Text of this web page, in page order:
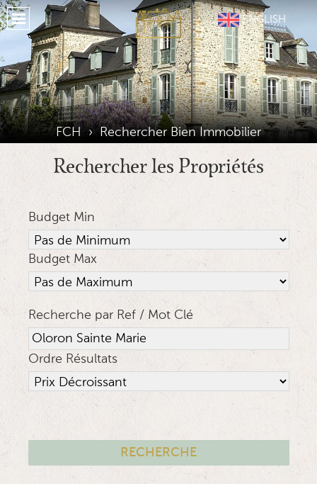
Accueil
A Propos FCH
Propriétés
Nos Services
Notre Région
Hérbergement
Témoignages
Situation
Galerie
Journal
ENGLISH
FCH › Rechercher Bien Immobilier
Rechercher les Propriétés
Budget Min
Budget Max
Recherche par Ref / Mot Clé
Ordre Résultats